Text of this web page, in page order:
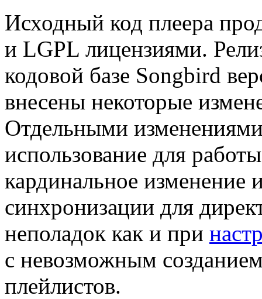
Исходный код плеера
и LGPL лицензиями.
кодовой базе Songbird
внесены некоторые
Отдельными
использование для
кардинальное изменение
синхронизации для
неполадок как и при
с невозможным
плейлистов.